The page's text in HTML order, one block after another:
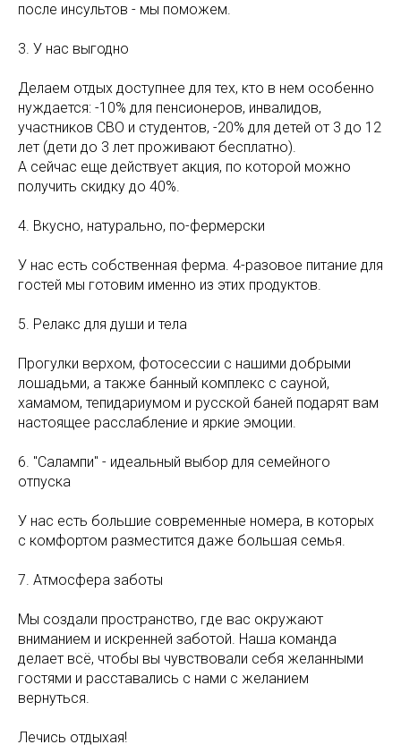
после инсультов - мы поможем.
3. У нас выгодно
Делаем отдых доступнее для тех, кто в нем особенно
нуждается: -10% для пенсионеров, инвалидов,
участников СВО и студентов, -20% для детей от 3 до 12
лет (дети до 3 лет проживают бесплатно).
А сейчас еще действует акция, по которой можно
получить скидку до 40%.
4. Вкусно, натурально, по-фермерски
У нас есть собственная ферма. 4-разовое питание для
гостей мы готовим именно из этих продуктов.
5. Релакс для души и тела
Прогулки верхом, фотосессии с нашими добрыми
лошадьми, а также банный комплекс с сауной,
хамамом, тепидариумом и русской баней подарят вам
настоящее расслабление и яркие эмоции.
6. "Салампи" - идеальный выбор для семейного
отпуска
У нас есть большие современные номера, в которых
с комфортом разместится даже большая семья.
7. Атмосфера заботы
Мы создали пространство, где вас окружают
вниманием и искренней заботой. Наша команда
делает всё, чтобы вы чувствовали себя желанными
гостями и расставались с нами с желанием
вернуться.
Лечись отдыхая!